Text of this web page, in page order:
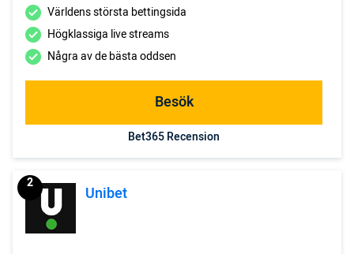
Världens största bettingsida
Högklassiga live streams
Några av de bästa oddsen
Besök
Bet365 Recension
Unibet
2